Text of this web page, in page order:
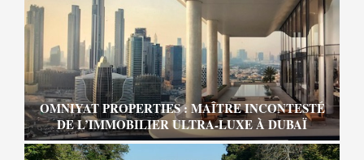
OMNIYAT PROPERTIES : MAÎTRE INCONTESTÉ
DE L’IMMOBILIER ULTRA-LUXE À DUBAÏ